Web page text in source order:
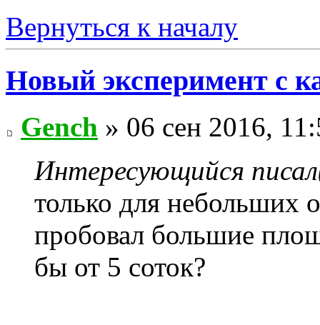
Вернуться к началу
Новый эксперимент с
Gench » 06 сен 2016,
Интересующийся
только для небольших
пробовал большие
бы от 5 соток?